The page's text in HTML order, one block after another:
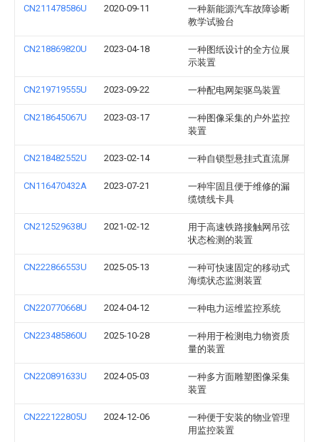
CN211478586U 2020-09-11
一种新能源汽车故障诊断
教学试验台
CN218869820U 2023-04-18
一种图纸设计的全方位展
示装置
CN219719555U 2023-09-22 一种配电网架驱鸟装置
CN218645067U 2023-03-17
一种图像采集的户外监控
装置
CN218482552U 2023-02-14 一种自锁型悬挂式直流屏
CN116470432A 2023-07-21
一种牢固且便于维修的漏
缆馈线卡具
CN212529638U 2021-02-12
用于高速铁路接触网吊弦
状态检测的装置
CN222866553U 2025-05-13
一种可快速固定的移动式
海缆状态监测装置
CN220770668U 2024-04-12 一种电力运维监控系统
CN223485860U 2025-10-28
一种用于检测电力物资质
量的装置
CN220891633U 2024-05-03
一种多方面雕塑图像采集
装置
CN222122805U 2024-12-06
一种便于安装的物业管理
用监控装置